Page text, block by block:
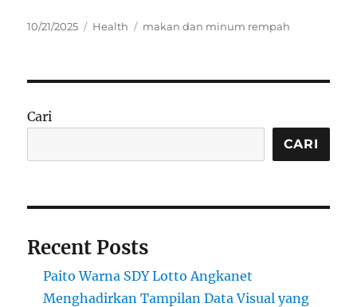
Posted
10/21/2025 Categories
Health Tags
makan dan minum rempah
Cari
CARI
Recent Posts
Paito Warna SDY Lotto Angkanet
Menghadirkan Tampilan Data Visual yang